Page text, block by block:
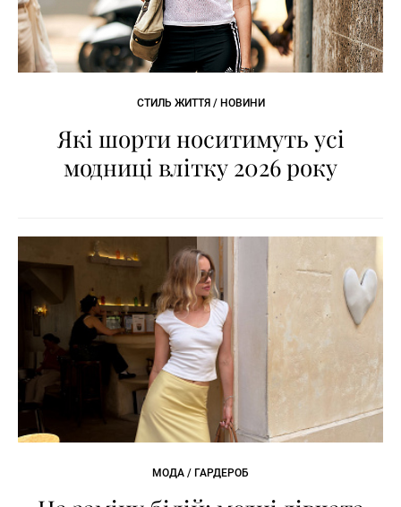
СТИЛЬ ЖИТТЯ / НОВИНИ
Які шорти носитимуть усі
модниці влітку 2026 року
МОДА / ГАРДЕРОБ